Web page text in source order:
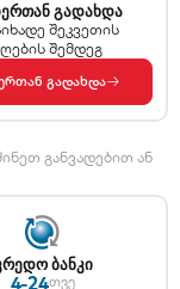
გადახდა
შეკვეთის
შემდეგ
გადახდა→
განვადებით ან
ბანკი
4-24თვე